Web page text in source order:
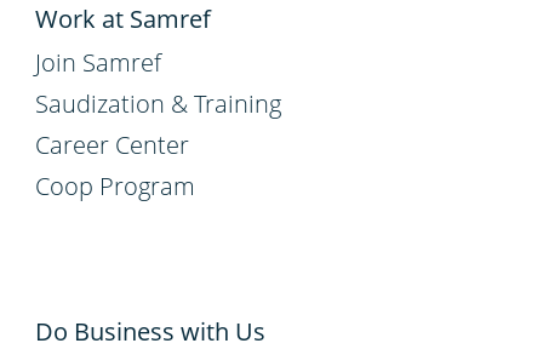
Work at Samref
Join Samref
Saudization & Training
Career Center
Coop Program
Do Business with Us